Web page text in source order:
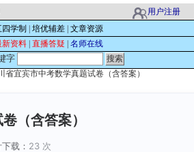
用户注册
四学制 培优辅差 文章资源
新资料 直播答疑 名师在线
字
省宜宾市中考数学真题试卷（含答案）
（含答案）
载： 23 次